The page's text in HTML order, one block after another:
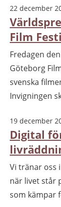
22 december
Film
Fredagen
Göteborg
svenska
Invigningen
19 december
Digital
Vi tränar oss
när livet står
som kämpar